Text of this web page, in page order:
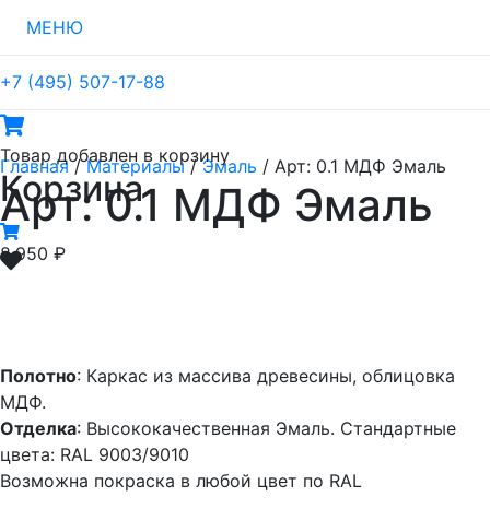
МЕНЮ
+7 (495) 507-17-88
Товар добавлен в корзину
Корзина
Главная/Материалы/Эмаль / Арт: 0.1 МДФ Эмаль
Арт: 0.1 МДФ Эмаль
8,950 ₽
Полотно: Каркас из массива древесины, облицовка
МДФ.
Отделка: Высококачественная Эмаль. Стандартные
цвета: RAL 9003/9010
Возможна покраска в любой цвет по RAL